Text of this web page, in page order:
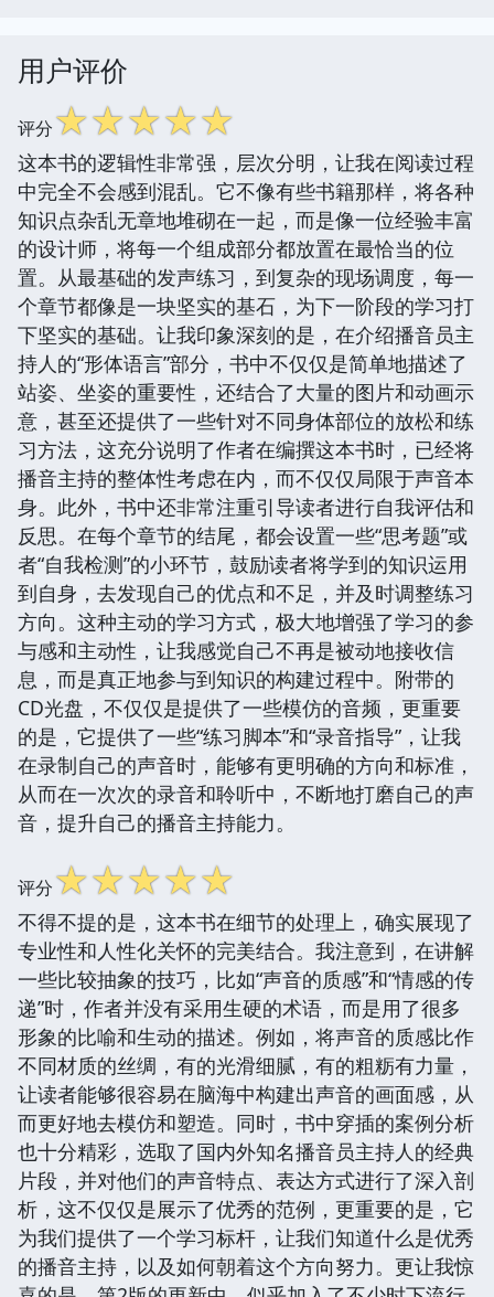
用户评价
评分☆☆☆☆☆
这本书的逻辑性非常强，层次分明，让我在阅读过程
中完全不会感到混乱。它不像有些书籍那样，将各种
知识点杂乱无章地堆砌在一起，而是像一位经验丰富
的设计师，将每一个组成部分都放置在最恰当的位
置。从最基础的发声练习，到复杂的现场调度，每一
个章节都像是一块坚实的基石，为下一阶段的学习打
下坚实的基础。让我印象深刻的是，在介绍播音员主
持人的“形体语言”部分，书中不仅仅是简单地描述了
站姿、坐姿的重要性，还结合了大量的图片和动画示
意，甚至还提供了一些针对不同身体部位的放松和练
习方法，这充分说明了作者在编撰这本书时，已经将
播音主持的整体性考虑在内，而不仅仅局限于声音本
身。此外，书中还非常注重引导读者进行自我评估和
反思。在每个章节的结尾，都会设置一些“思考题”或
者“自我检测”的小环节，鼓励读者将学到的知识运用
到自身，去发现自己的优点和不足，并及时调整练习
方向。这种主动的学习方式，极大地增强了学习的参
与感和主动性，让我感觉自己不再是被动地接收信
息，而是真正地参与到知识的构建过程中。附带的
CD光盘，不仅仅是提供了一些模仿的音频，更重要
的是，它提供了一些“练习脚本”和“录音指导”，让我
在录制自己的声音时，能够有更明确的方向和标准，
从而在一次次的录音和聆听中，不断地打磨自己的声
音，提升自己的播音主持能力。
评分☆☆☆☆☆
不得不提的是，这本书在细节的处理上，确实展现了
专业性和人性化关怀的完美结合。我注意到，在讲解
一些比较抽象的技巧，比如“声音的质感”和“情感的传
递”时，作者并没有采用生硬的术语，而是用了很多
形象的比喻和生动的描述。例如，将声音的质感比作
不同材质的丝绸，有的光滑细腻，有的粗粝有力量，
让读者能够很容易在脑海中构建出声音的画面感，从
而更好地去模仿和塑造。同时，书中穿插的案例分析
也十分精彩，选取了国内外知名播音员主持人的经典
片段，并对他们的声音特点、表达方式进行了深入剖
析，这不仅仅是展示了优秀的范例，更重要的是，它
为我们提供了一个学习标杆，让我们知道什么是优秀
的播音主持，以及如何朝着这个方向努力。更让我惊